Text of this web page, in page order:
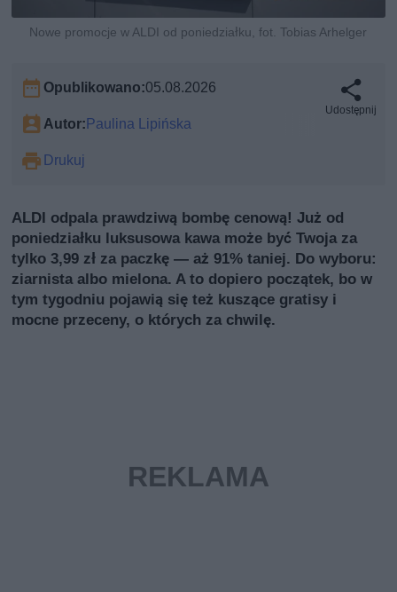
Nowe promocje w ALDI od poniedziałku, fot. Tobias Arhelger
Opublikowano:05.08.2026
Autor: Paulina Lipińska
Drukuj
Udostępnij
ALDI odpala prawdziwą bombę cenową! Już od
poniedziałku luksusowa kawa może być Twoja za
tylko 3,99 zł za paczkę — aż 91% taniej. Do wyboru:
ziarnista albo mielona. A to dopiero początek, bo w
tym tygodniu pojawią się też kuszące gratisy i
mocne przeceny, o których za chwilę.